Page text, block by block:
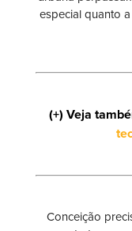
especial quanto
(+) Veja
Conceição